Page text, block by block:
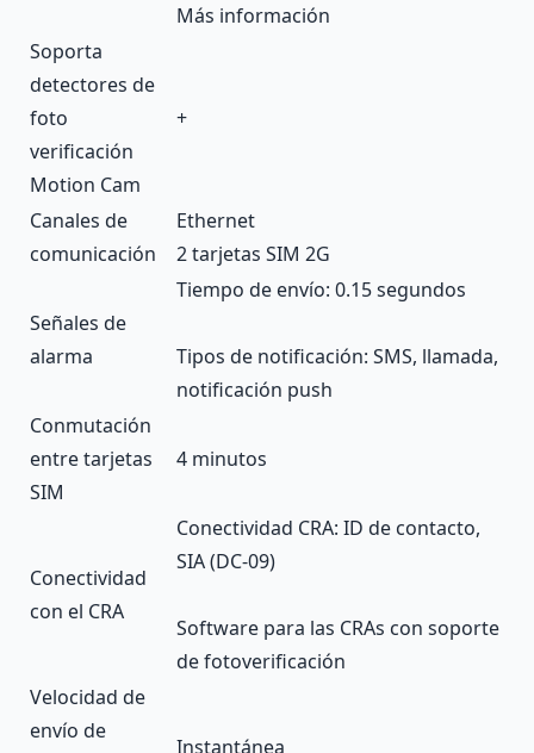
Más información
Soporta
detectores de
foto
verificación
Motion Cam
+
Canales de
comunicación
Ethernet
2 tarjetas SIM 2G
Señales de
alarma
Tiempo de envío: 0.15 segundos
Tipos de notificación: SMS, llamada,
notificación push
Conmutación
entre tarjetas
SIM
4 minutos
Conectividad
con el CRA
Conectividad CRA: ID de contacto,
SIA (DC-09)
Software para las CRAs con soporte
de fotoverificación
Velocidad de
envío de
Instantánea